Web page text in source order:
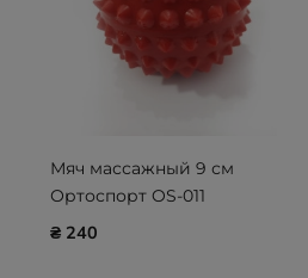
Мяч массажный 9 см
Ортоспорт OS-011
OrtoSport
₴ 240